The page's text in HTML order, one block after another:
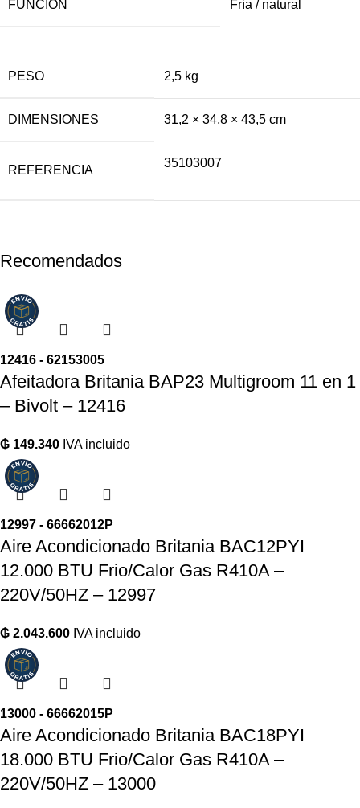
FUNCIÓN Fría / natural
PESO 2,5 kg
DIMENSIONES 31,2 × 34,8 × 43,5 cm
REFERENCIA
35103007
Recomendados
12416 - 62153005
Afeitadora Britania BAP23 Multigroom 11 en 1
– Bivolt – 12416
₲ 149.340 IVA incluido
12997 - 66662012P
Aire Acondicionado Britania BAC12PYI
12.000 BTU Frio/Calor Gas R410A –
220V/50HZ – 12997
₲ 2.043.600 IVA incluido
13000 - 66662015P
Aire Acondicionado Britania BAC18PYI
18.000 BTU Frio/Calor Gas R410A –
220V/50HZ – 13000